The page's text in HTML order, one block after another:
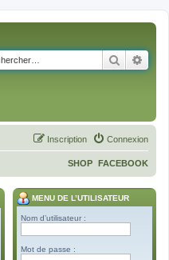
Connexion
Inscription
FACEBOOK
SHOP
MENU DE L’UTILISATEUR
Nom d’utilisateur :
Mot de passe :